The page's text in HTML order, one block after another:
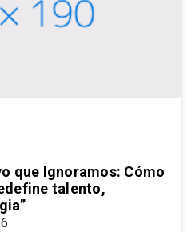
que Ignoramos: Cómo
talento,